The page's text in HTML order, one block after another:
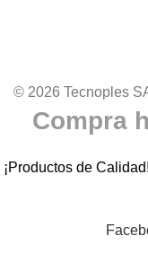
© 2026 Tecnoples
Compra
¡Productos de